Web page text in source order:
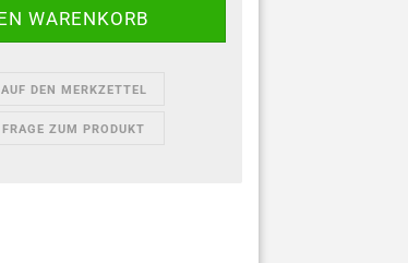
AUF DEN MERKZETTEL
FRAGE ZUM PRODUKT